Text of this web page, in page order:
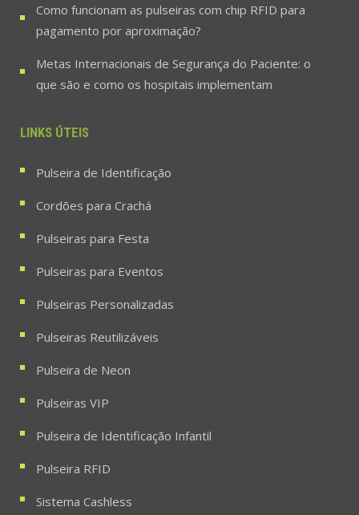
Como funcionam as pulseiras com chip RFID para
pagamento por aproximação?
Metas Internacionais de Segurança do Paciente: o
que são e como os hospitais implementam
LINKS ÚTEIS
Pulseira de Identificação
Cordões para Crachá
Pulseiras para Festa
Pulseiras para Eventos
Pulseiras Personalizadas
Pulseiras Reutilizáveis
Pulseira de Neon
Pulseiras VIP
Pulseira de Identificação Infantil
Pulseira RFID
Sistema Cashless